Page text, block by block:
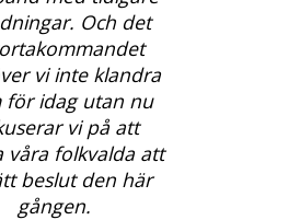
Och det
vi inte klandra
för idag utan nu
vi på att
våra folkvalda att
beslut den här
gången.